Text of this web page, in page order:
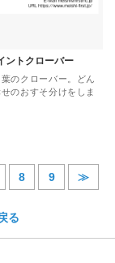
ントクローバー
のクローバー。どん
のおすそ分けをしま
8 9 ≫
る